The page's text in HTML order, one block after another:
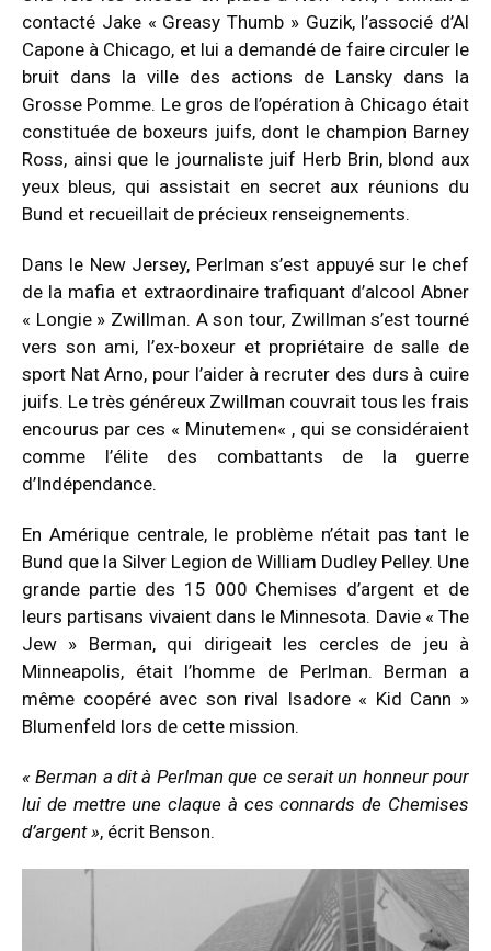
contacté Jake « Greasy Thumb » Guzik, l’associé d’Al
Capone à Chicago, et lui a demandé de faire circuler le
bruit dans la ville des actions de Lansky dans la
Grosse Pomme. Le gros de l’opération à Chicago était
constituée de boxeurs juifs, dont le champion Barney
Ross, ainsi que le journaliste juif Herb Brin, blond aux
yeux bleus, qui assistait en secret aux réunions du
Bund et recueillait de précieux renseignements.
Dans le New Jersey, Perlman s’est appuyé sur le chef
de la mafia et extraordinaire trafiquant d’alcool Abner
« Longie » Zwillman. A son tour, Zwillman s’est tourné
vers son ami, l’ex-boxeur et propriétaire de salle de
sport Nat Arno, pour l’aider à recruter des durs à cuire
juifs. Le très généreux Zwillman couvrait tous les frais
encourus par ces « Minutemen« , qui se considéraient
comme l’élite des combattants de la guerre
d’Indépendance.
En Amérique centrale, le problème n’était pas tant le
Bund que la Silver Legion de William Dudley Pelley. Une
grande partie des 15 000 Chemises d’argent et de
leurs partisans vivaient dans le Minnesota. Davie « The
Jew » Berman, qui dirigeait les cercles de jeu à
Minneapolis, était l’homme de Perlman. Berman a
même coopéré avec son rival Isadore « Kid Cann »
Blumenfeld lors de cette mission.
« Berman a dit à Perlman que ce serait un honneur pour
lui de mettre une claque à ces connards de Chemises
d’argent », écrit Benson.